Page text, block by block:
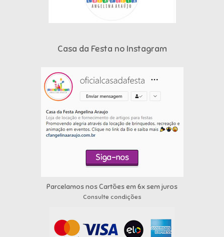
Casa da Festa no Instagram
Parcelamos nos Cartões em 6x sem juros
Consulte condições